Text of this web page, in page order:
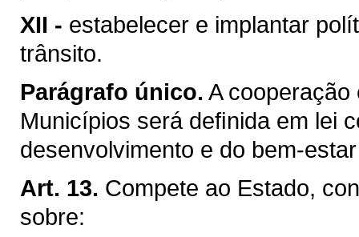
XII - estabelecer e implantar
trânsito.
Parágrafo único. A cooperação
Municípios será deﬁnida em lei
desenvolvimento e do bem-
Art. 13. Compete ao Estado,
sobre: